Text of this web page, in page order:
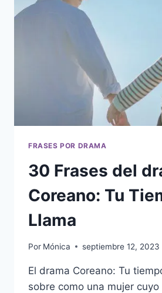
FRASES POR DRAMA
30 Frases del
Coreano: Tu
Llama
Por Mónica septiembre 12, 2023
El drama Coreano: Tu
sobre como una mujer